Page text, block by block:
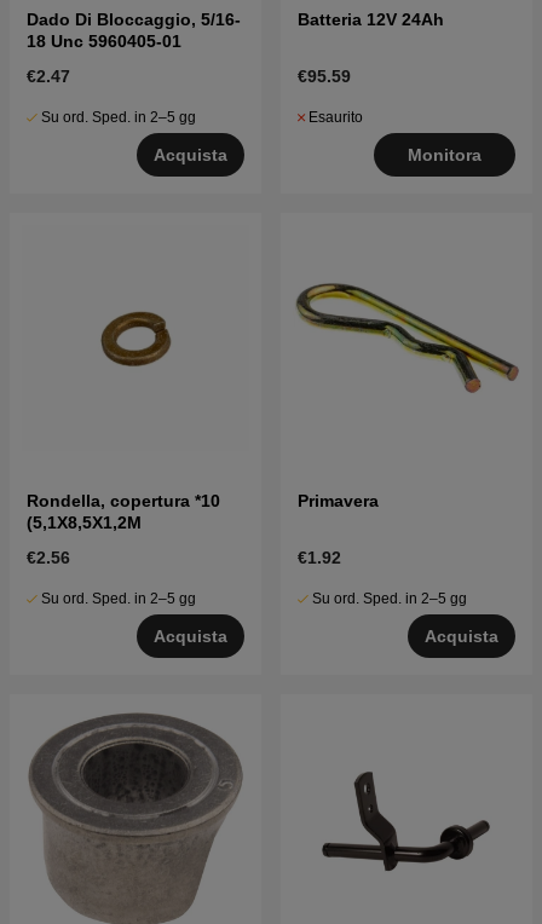
Dado Di Bloccaggio, 5/16-
18 Unc 5960405-01
€2.47
Su ord. Sped. in 2–5 gg
Acquista
Batteria 12V 24Ah
€95.59
Esaurito
Monitora
Rondella, copertura *10
(5,1X8,5X1,2M
€2.56
Su ord. Sped. in 2–5 gg
Acquista
Primavera
€1.92
Su ord. Sped. in 2–5 gg
Acquista